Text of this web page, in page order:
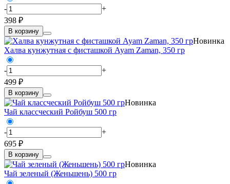
-
+
398 ₽
В корзину
Новинка
Халва кунжутная с фисташкой Ayam Zaman, 350 гр
-
+
499 ₽
В корзину
Новинка
Чай классческий Ройбуш 500 гр
-
+
695 ₽
В корзину
Новинка
Чай зеленый (Женьшень) 500 гр